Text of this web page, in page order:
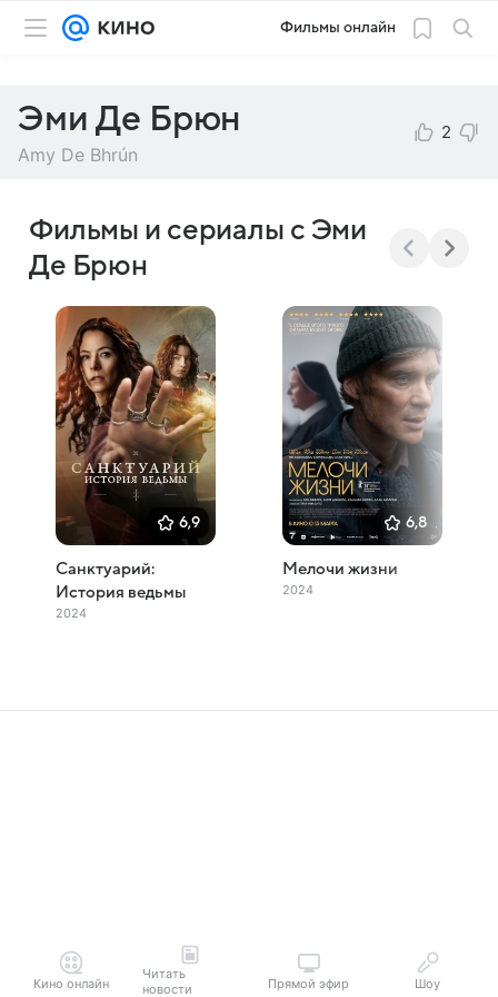
Фильмы онлайн
Эми Де Брюн
Amy De Bhrún
2
Фильмы и сериалы с Эми
Де Брюн
6,9
Санктуарий:
История ведьмы
2024
6,8
Мелочи жизни
2024
Кино онлайн
Читать
новости
Прямой эфир Шоу